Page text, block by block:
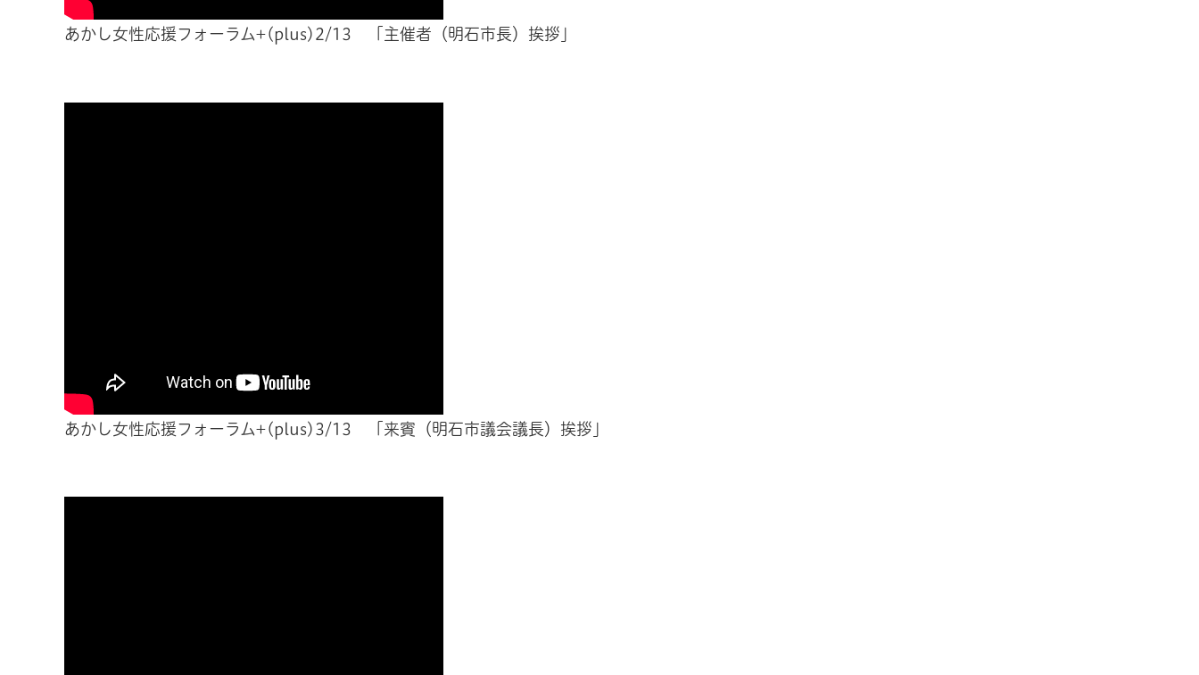
あかし女性応援フォーラム+(plus)2/13 「主催者（明石市長）挨拶」
あかし女性応援フォーラム+(plus)3/13 「来賓（明石市議会議長）挨拶」